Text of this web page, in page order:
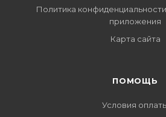
Политика
приложения
Карта сайта
ПОМОЩЬ
Условия